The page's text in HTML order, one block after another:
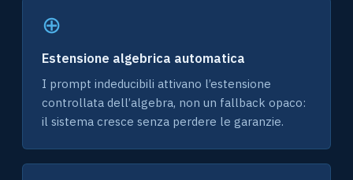
⊕
Estensione algebrica automatica
I prompt indeducibili attivano l’estensione
controllata dell’algebra, non un fallback opaco:
il sistema cresce senza perdere le garanzie.